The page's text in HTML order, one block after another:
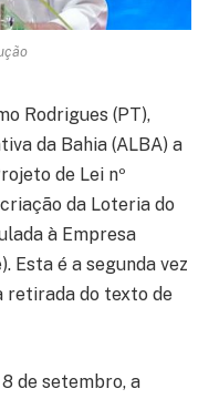
Rodrigues (PT),
da Bahia (ALBA) a
de Lei nº
da Loteria do
à Empresa
Esta é a segunda vez
retirada do texto de
de setembro, a